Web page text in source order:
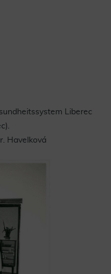
Liberec
Havelková